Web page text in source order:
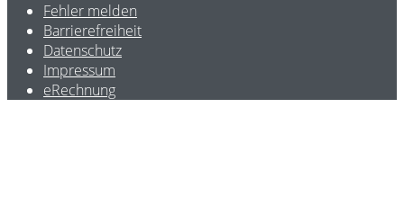
Fehler melden
Barrierefreiheit
Datenschutz
Impressum
eRechnung